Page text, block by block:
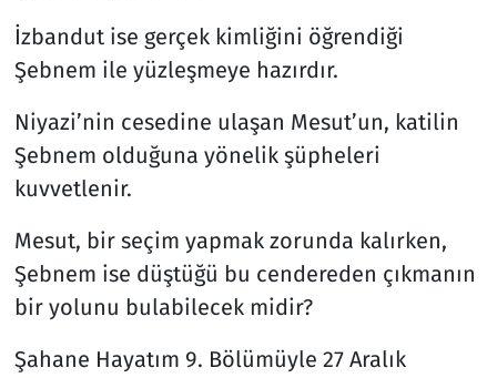
İzbandut ise gerçek kimliğini öğrendiği
Şebnem ile yüzleşmeye hazırdır.
Niyazi’nin cesedine ulaşan Mesut’un, katilin
Şebnem olduğuna yönelik şüpheleri
kuvvetlenir.
Mesut, bir seçim yapmak zorunda kalırken,
Şebnem ise düştüğü bu cendereden çıkmanın
bir yolunu bulabilecek midir?
Şahane Hayatım 9. Bölümüyle 27 Aralık